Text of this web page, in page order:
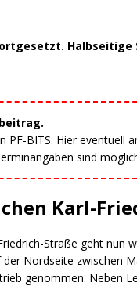
PF-BITS. Hier eventuell
sind
Karl-
Straße geht nun
Nordseite zwischen
genommen. Neben